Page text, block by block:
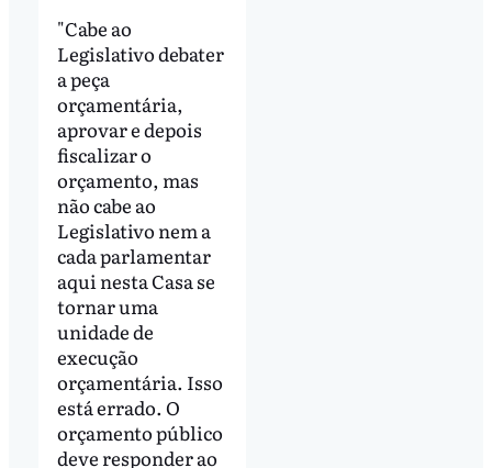
"Cabe ao
Legislativo debater
a peça
orçamentária,
aprovar e depois
fiscalizar o
orçamento, mas
não cabe ao
Legislativo nem a
cada parlamentar
aqui nesta Casa se
tornar uma
unidade de
execução
orçamentária. Isso
está errado. O
orçamento público
deve responder ao